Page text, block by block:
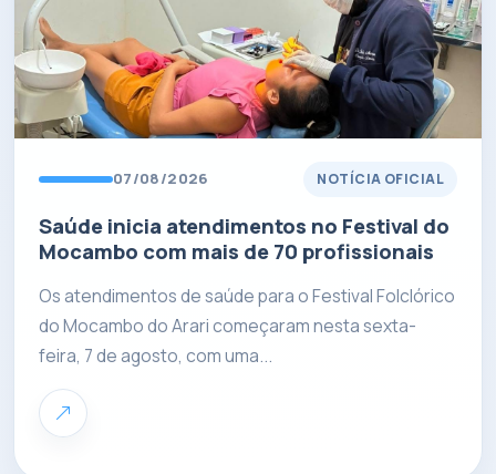
07/08/2026 NOTÍCIA OFICIAL
Saúde inicia atendimentos no Festival do
Mocambo com mais de 70 profissionais
Os atendimentos de saúde para o Festival Folclórico
do Mocambo do Arari começaram nesta sexta-
feira, 7 de agosto, com uma...